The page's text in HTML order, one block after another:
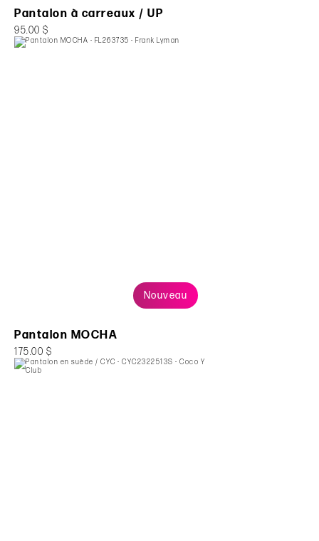
Pantalon à carreaux / UP
95.00 $
Nouveau
Pantalon MOCHA
175.00 $